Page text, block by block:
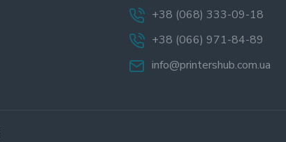
+38 (068) 333-09-18
+38 (066) 971-84-89
info@printershub.com.ua